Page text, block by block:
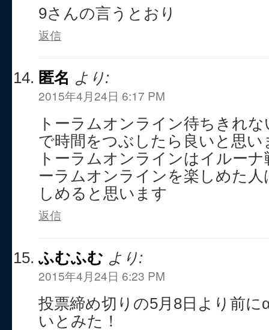
9さんの言うとおり
返信
匿名 より:
2015年4月24日 6:17 PM
トーラムオンライン待ちきれ
で時間をつぶしたら良いと思い
トーラムオンラインはイルー
ーラムオンラインを楽しめた
しめると思います
返信
ふむふむ より:
2015年4月24日 6:23 PM
投票締め切りの5月8日より前
いとみた！